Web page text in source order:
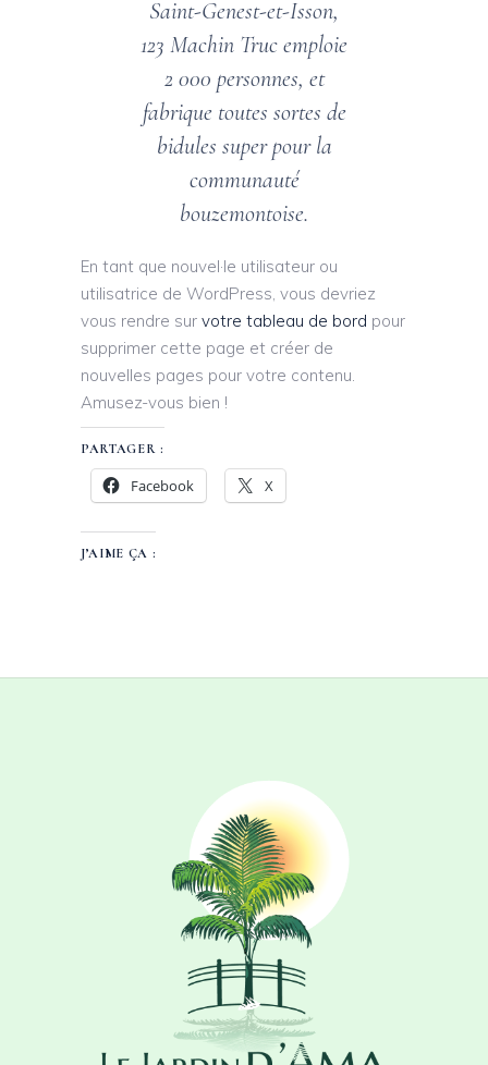
Saint-Genest-et-Isson,
123 Machin Truc emploie
2 000 personnes, et
fabrique toutes sortes de
bidules super pour la
communauté
bouzemontoise.
En tant que nouvel·le utilisateur ou
utilisatrice de WordPress, vous devriez
vous rendre sur votre tableau de bord pour
supprimer cette page et créer de
nouvelles pages pour votre contenu.
Amusez-vous bien !
PARTAGER :
Facebook X
J’AIME ÇA :